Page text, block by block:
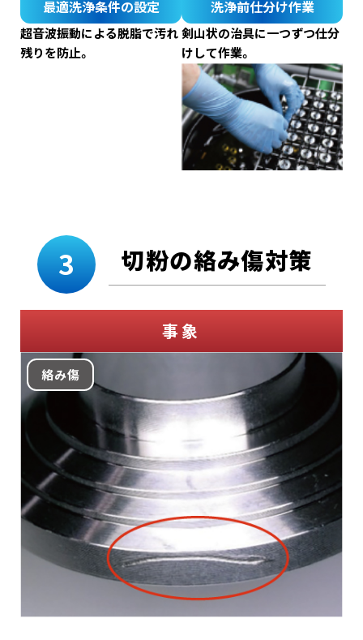
最適洗浄条件の設定
超音波振動による脱脂で汚れ
残りを防止。
洗浄前仕分け作業
剣山状の治具に一つずつ仕分
けして作業。
3 切粉の絡み傷対策
事象
絡み傷